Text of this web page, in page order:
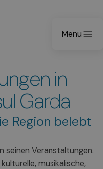
Menu
in
Garda
Region belebt
seinen Veranstaltungen.
musikalische,